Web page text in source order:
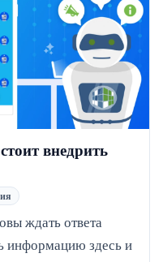
внедрить
ждать ответа
информацию здесь и